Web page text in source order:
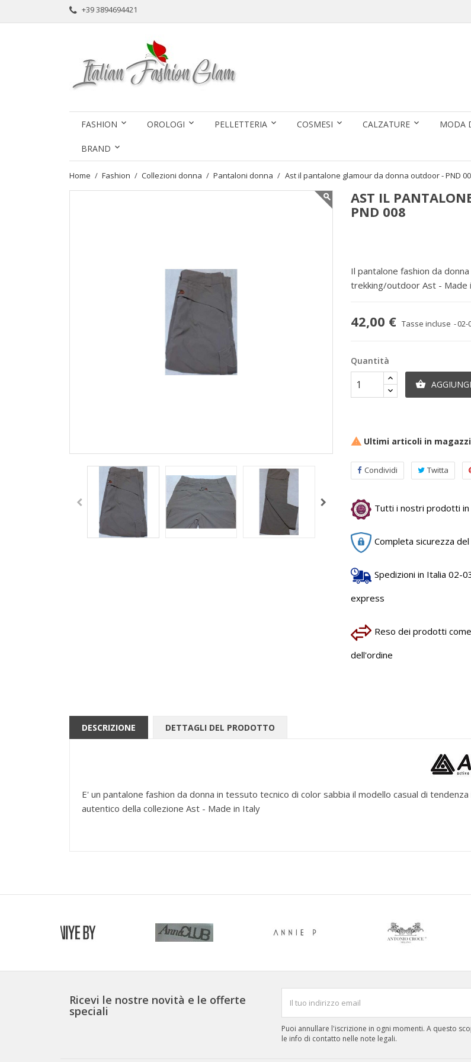
+39 3894694421
FASHION OROLOGI PELLETTERIA COSMESI CALZATURE MODA
BRAND
Home Fashion Collezioni donna Pantaloni donna Ast il pantalone glamour da donna outdoor - PND
AST IL
PND 008
Il pantalone fashion da
trekking/outdoor Ast - Made
42,00 € Tasse incluse 02-
Quantità

 Ultimi articoli in
Condividi Twitta
Tutti i nostri prodotti in
Completa sicurezza
Spedizioni in Italia 02-
express
Reso dei prodotti
dell'ordine
DESCRIZIONE DETTAGLI DEL PRODOTTO
E' un pantalone fashion da donna in tessuto tecnico di color sabbia il modello casual di
autentico della collezione
Ricevi le nostre novità e le offerte
speciali
Puoi annullare l'iscrizione in ogni momenti. A questo
le info di contatto nelle note legali.